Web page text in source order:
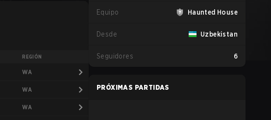
REGIÓN
WA
WA
WA
Equipo Haunted House
Desde Uzbekistan
Seguidores 6
PRÓXIMAS PARTIDAS